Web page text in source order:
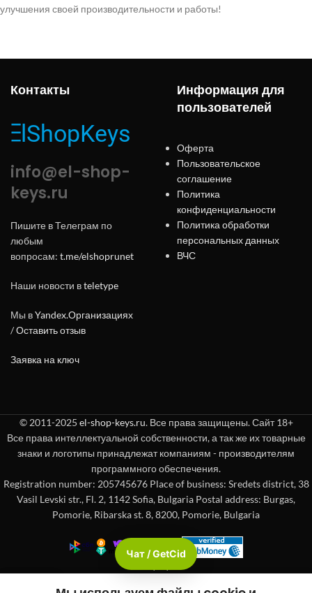
улучшения своей производительности и работы!
Контакты
info@el-shop-
keys.ru
Пишите в Телеграм по
любым
вопросам: t.me/elshoprunet
Наши новости вteletype
Мы вYandex.Организациях
/Оставить отзыв
Заявка на ключ
Информация для
пользователей
Оферта
Пользовательское
соглашение
Политика
конфиденциальности
Политика обработки
персональных данных
ВЧС
© 2011-2025 el-shop-keys.ru. Все права защищены. Сайт 18+
Все права интеллектуальной собственности, а так же их товарные
знаки и логотипы принадлежат компаниям - производителям
программного обеспечения.
Registration number: 205745676 Place of business: Sredets district, 38
Vasil Levski str., Fl. 2, 1142 Sofia, Bulgaria Postal address: Burgas,
Pomorie, Ribarska st. 8, 8200, Pomorie, Bulgaria
Чат / GetCid